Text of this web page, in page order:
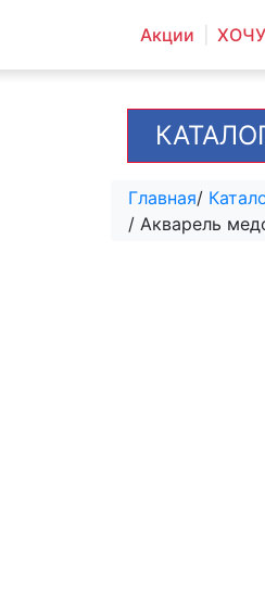
Акции
Главная/
/ Акварель